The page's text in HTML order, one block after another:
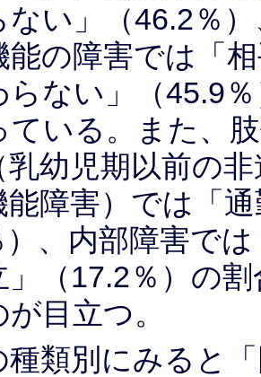
ない」（46.2％
能の障害では「
らない」（45.9
ている。また、
乳幼児期以前の
能障害）では「
）、内部障害で
」（17.2％）の
目立つ。
種類別にみると